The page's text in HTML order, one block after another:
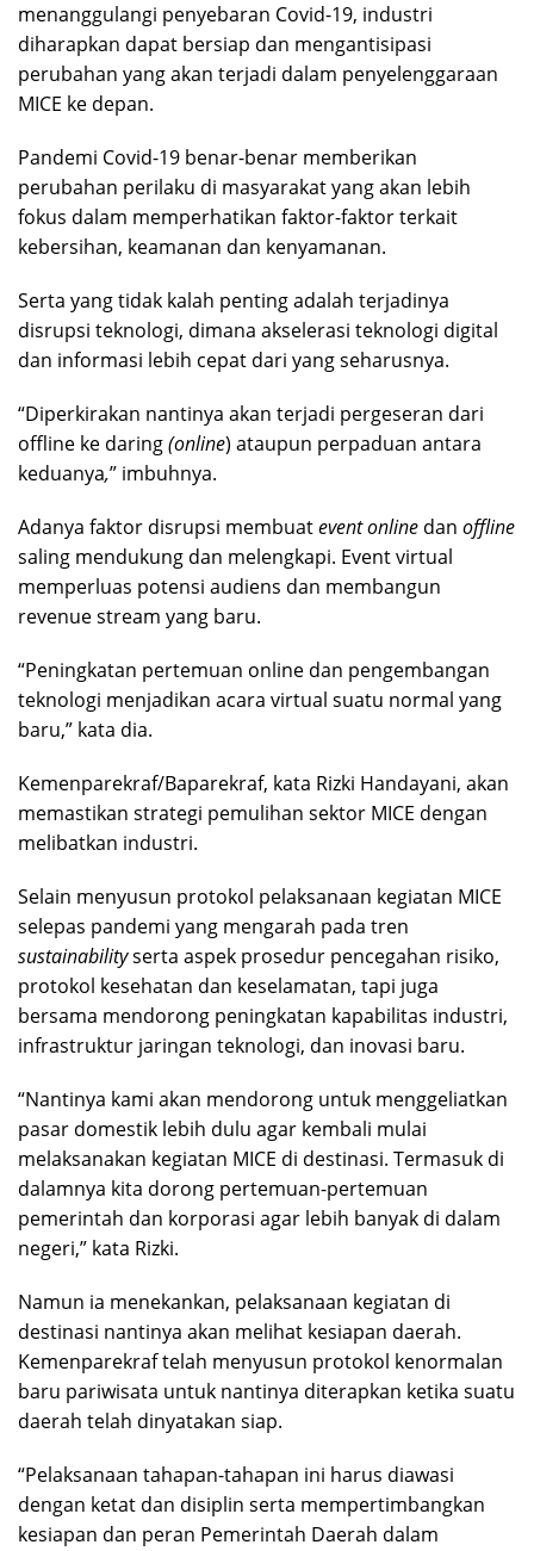
menanggulangi penyebaran Covid-19, industri
diharapkan dapat bersiap dan mengantisipasi
perubahan yang akan terjadi dalam penyelenggaraan
MICE ke depan.
Pandemi Covid-19 benar-benar memberikan
perubahan perilaku di masyarakat yang akan lebih
fokus dalam memperhatikan faktor-faktor terkait
kebersihan, keamanan dan kenyamanan.
Serta yang tidak kalah penting adalah terjadinya
disrupsi teknologi, dimana akselerasi teknologi digital
dan informasi lebih cepat dari yang seharusnya.
“Diperkirakan nantinya akan terjadi pergeseran dari
offline ke daring(online) ataupun perpaduan antara
keduanya,” imbuhnya.
Adanya faktor disrupsi membuatevent online dan offline
saling mendukung dan melengkapi. Event virtual
memperluas potensi audiens dan membangun
revenue stream yang baru.
“Peningkatan pertemuan online dan pengembangan
teknologi menjadikan acara virtual suatu normal yang
baru,” kata dia.
Kemenparekraf/Baparekraf, kata Rizki Handayani, akan
memastikan strategi pemulihan sektor MICE dengan
melibatkan industri.
Selain menyusun protokol pelaksanaan kegiatan MICE
selepas pandemi yang mengarah pada tren
sustainabilityserta aspek prosedur pencegahan risiko,
protokol kesehatan dan keselamatan, tapi juga
bersama mendorong peningkatan kapabilitas industri,
infrastruktur jaringan teknologi, dan inovasi baru.
“Nantinya kami akan mendorong untuk menggeliatkan
pasar domestik lebih dulu agar kembali mulai
melaksanakan kegiatan MICE di destinasi. Termasuk di
dalamnya kita dorong pertemuan-pertemuan
pemerintah dan korporasi agar lebih banyak di dalam
negeri,” kata Rizki.
Namun ia menekankan, pelaksanaan kegiatan di
destinasi nantinya akan melihat kesiapan daerah.
Kemenparekraf telah menyusun protokol kenormalan
baru pariwisata untuk nantinya diterapkan ketika suatu
daerah telah dinyatakan siap.
“Pelaksanaan tahapan-tahapan ini harus diawasi
dengan ketat dan disiplin serta mempertimbangkan
kesiapan dan peran Pemerintah Daerah dalam